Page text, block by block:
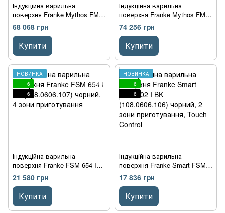
Індукційна варильна
поверхня Franke Mythos FMY
658 I FP BK (108.0613.587)
чорне скло, 8 зон
приготування
68 068 грн
Купити
Індукційна варильна
поверхня Franke Mythos FMY
808 I FP BK (108.0613.588)
чорне скло, 8 зон
приготування
74 256 грн
Купити
НОВИНКА
6
6
Індукційна варильна
поверхня Franke FSM 654 I
BK (108.0606.107) чорний, 4
зони приготування
21 580 грн
Купити
НОВИНКА
6
6
Індукційна варильна
поверхня Franke Smart FSM
302 I BK (108.0606.106)
чорний, 2 зони приготування,
Touch Control
17 836 грн
Купити